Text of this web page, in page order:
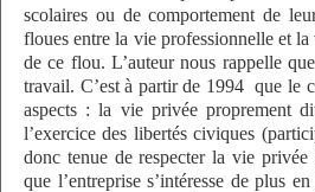
scolaires ou de comportement de
floues entre la vie professionnelle et
de ce flou. L’auteur nous rappelle
travail. C’est à partir de 1994 que le
aspects : la vie privée proprement
l’exercice des libertés civiques
donc tenue de respecter la vie privée
que l’entreprise s’intéresse de plus